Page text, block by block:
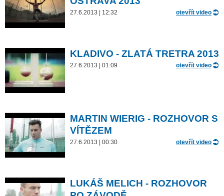
27.6.2013 | 12:32 otevřít video
KLADIVO - ZLATÁ TRETRA 2013
27.6.2013 | 01:09 otevřít video
MARTIN WIERIG - ROZHOVOR S
VÍTĚZEM
27.6.2013 | 00:30 otevřít video
LUKÁŠ MELICH - ROZHOVOR